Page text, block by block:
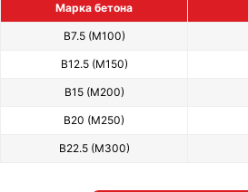
Марка бетона
В7.5 (М100)
В12.5 (М150)
В15 (М200)
В20 (М250)
В22.5 (М300)